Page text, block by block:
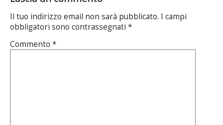
Il tuo indirizzo email non sarà pubblicato. I campi
obbligatori sono contrassegnati *
Commento *